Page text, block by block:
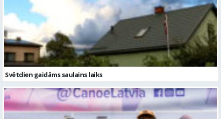
Svētdien gaidāms saulains laiks